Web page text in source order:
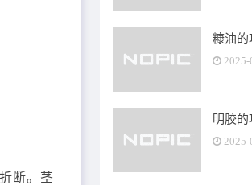
断。茎
糠油的
2025-
明胶的
2025-